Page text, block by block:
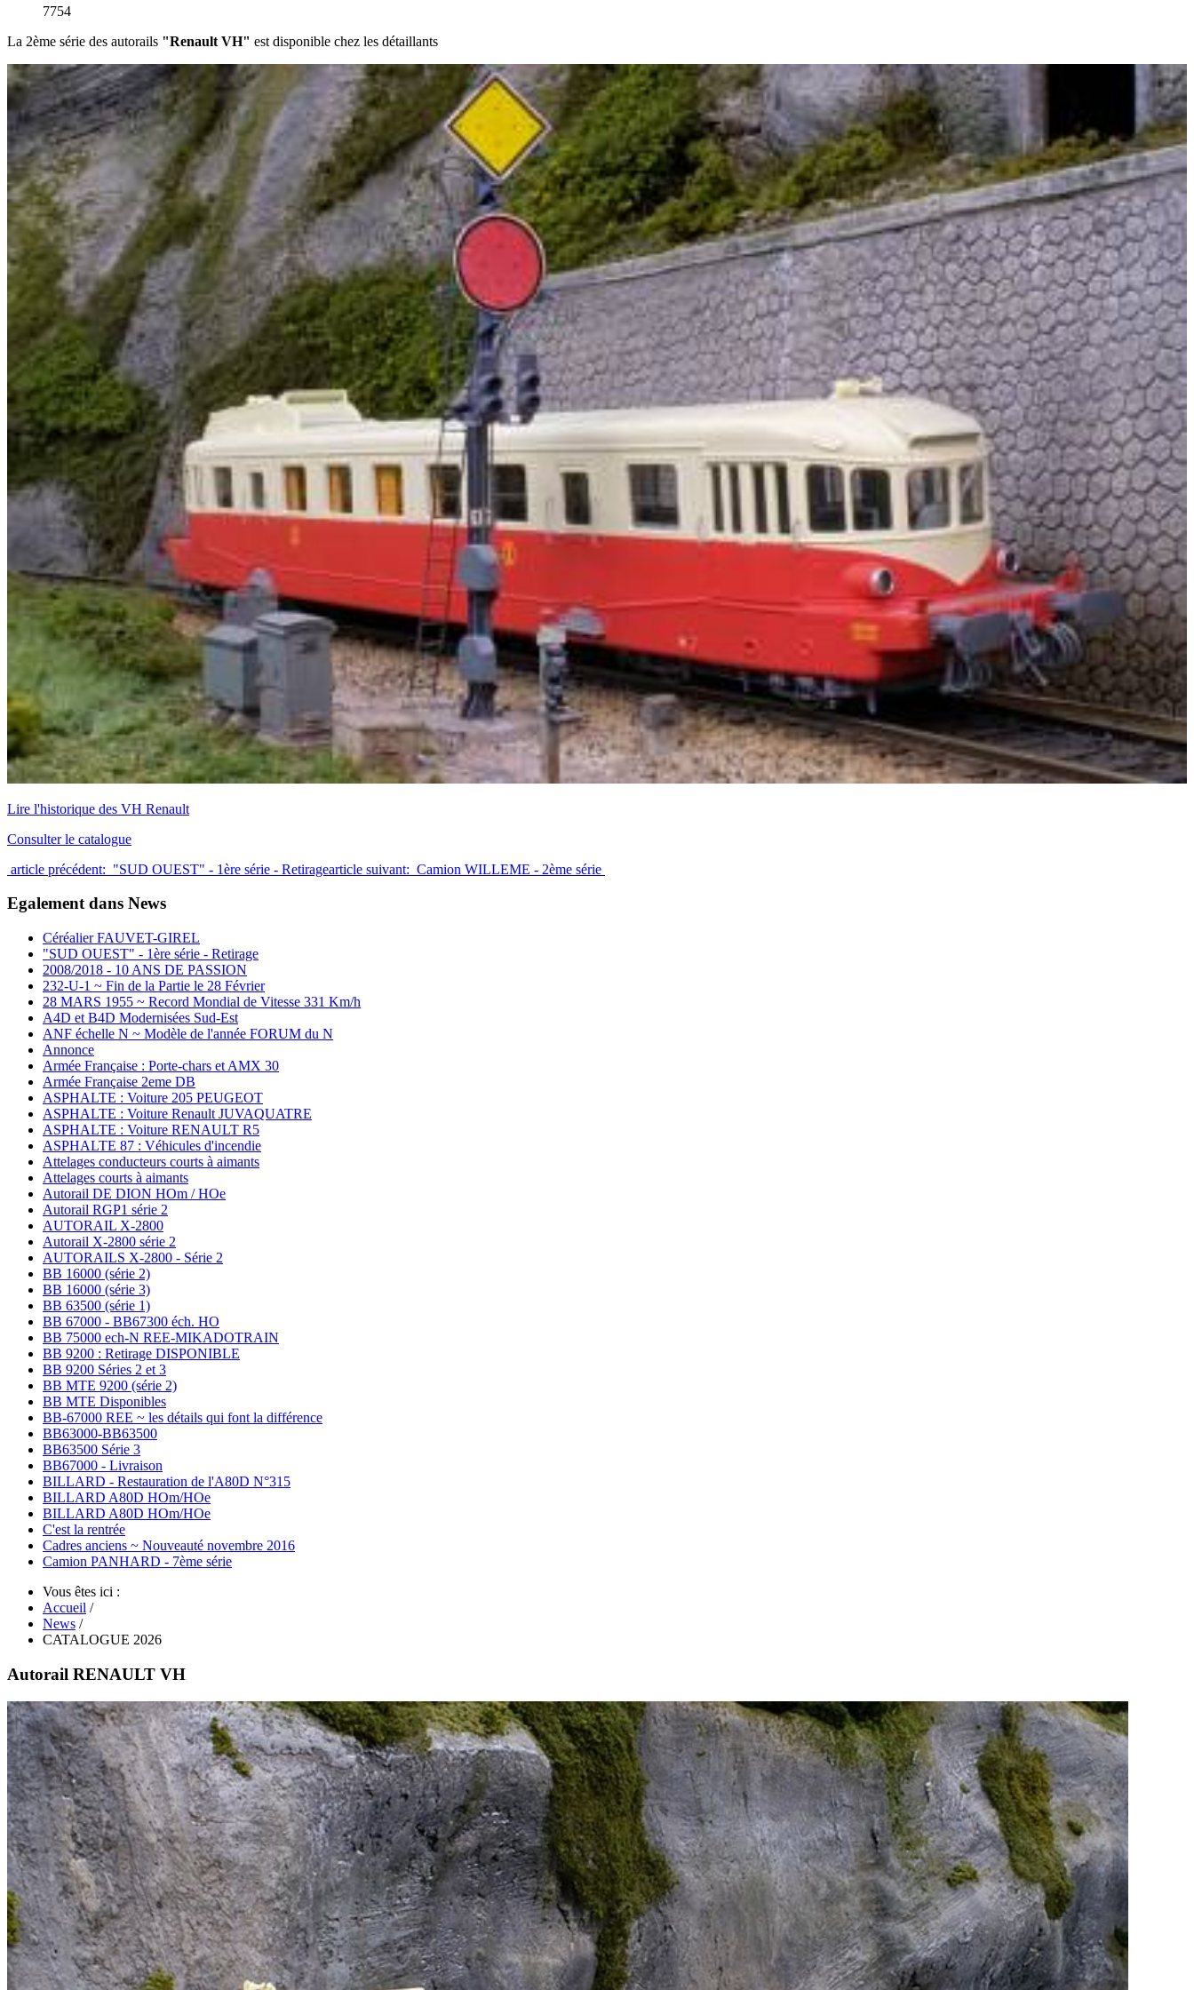
7754
La 2ème série des autorails "Renault VH" est disponible chez les détaillants
Lire l'historique des VH Renault
Consulter le catalogue
article précédent: "SUD OUEST" - 1ère série - Retiragearticle suivant: Camion WILLEME - 2ème série
Egalement dans News
Céréalier FAUVET-GIREL
"SUD OUEST" - 1ère série - Retirage
2008/2018 - 10 ANS DE PASSION
232-U-1 ~ Fin de la Partie le 28 Février
28 MARS 1955 ~ Record Mondial de Vitesse 331 Km/h
A4D et B4D Modernisées Sud-Est
ANF échelle N ~ Modèle de l'année FORUM du N
Annonce
Armée Française : Porte-chars et AMX 30
Armée Française 2eme DB
ASPHALTE : Voiture 205 PEUGEOT
ASPHALTE : Voiture Renault JUVAQUATRE
ASPHALTE : Voiture RENAULT R5
ASPHALTE 87 : Véhicules d'incendie
Attelages conducteurs courts à aimants
Attelages courts à aimants
Autorail DE DION HOm / HOe
Autorail RGP1 série 2
AUTORAIL X-2800
Autorail X-2800 série 2
AUTORAILS X-2800 - Série 2
BB 16000 (série 2)
BB 16000 (série 3)
BB 63500 (série 1)
BB 67000 - BB67300 éch. HO
BB 75000 ech-N REE-MIKADOTRAIN
BB 9200 : Retirage DISPONIBLE
BB 9200 Séries 2 et 3
BB MTE 9200 (série 2)
BB MTE Disponibles
BB-67000 REE ~ les détails qui font la différence
BB63000-BB63500
BB63500 Série 3
BB67000 - Livraison
BILLARD - Restauration de l'A80D N°315
BILLARD A80D HOm/HOe
BILLARD A80D HOm/HOe
C'est la rentrée
Cadres anciens ~ Nouveauté novembre 2016
Camion PANHARD - 7ème série
Vous êtes ici :
Accueil /
News /
CATALOGUE 2026
Autorail RENAULT VH